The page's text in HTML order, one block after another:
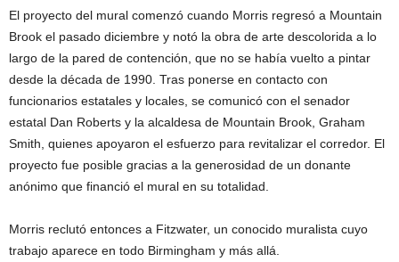
El proyecto del mural comenzó cuando Morris regresó a Mountain
Brook el pasado diciembre y notó la obra de arte descolorida a lo
largo de la pared de contención, que no se había vuelto a pintar
desde la década de 1990. Tras ponerse en contacto con
funcionarios estatales y locales, se comunicó con el senador
estatal Dan Roberts y la alcaldesa de Mountain Brook, Graham
Smith, quienes apoyaron el esfuerzo para revitalizar el corredor. El
proyecto fue posible gracias a la generosidad de un donante
anónimo que financió el mural en su totalidad.
Morris reclutó entonces a Fitzwater, un conocido muralista cuyo
trabajo aparece en todo Birmingham y más allá.